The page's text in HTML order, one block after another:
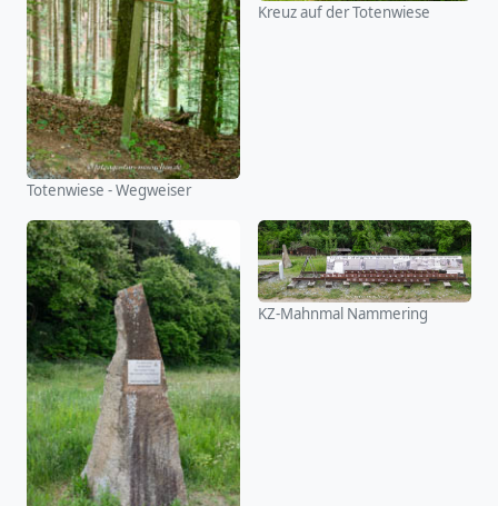
Totenwiese - Wegweiser
Kreuz auf der Totenwiese
KZ-Mahnmal Nammering